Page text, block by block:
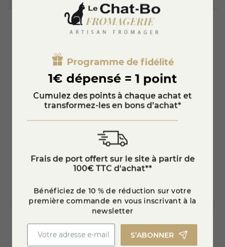
Le retour de son goût puissant en bouche en fait un
fromage idéal pour rehausser des plats comme les sauces
à base de fromage ou les casseroles.
ainsi, vous assurez les meilleurs goûts et saveurs lors de vos
dégustations.
Que ce soit pour un apéritif entre amis, un repas en famille
ou pour agrémenter un plateau de fromages, le Roquefort
coccinelle AOP saura toujours trouver sa place. C'est un
choix incontournable pour toute personne en quête de
Programme de fidélité
1€ dépensé = 1 point
Cumulez des points à chaque achat et
transformez-les en bons d’achat*
Frais de port offert sur le site à partir de
100€ TTC d'achat**
Bénéficiez de 10 % de réduction sur votre
première commande en vous inscrivant à la
newsletter
S’ABONNER